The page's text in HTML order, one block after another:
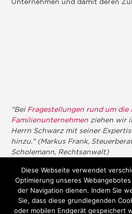
Unternehmen und damit deren
"Bei Fragestellungen rund um die
Familienunternehmen ziehen wir
Herrn Schwarz mit seiner
hinzu." (Markus Frank,
Scholemann, Rechtsanwalt)
Diese Webseite verwendet
Optimierung unseres
der Navigation dienen. Indem Sie
Sie, dass diese grundlegenden
oder mobilen Endgerät gespeichert